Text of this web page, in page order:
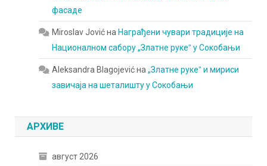
фасаде
Miroslav Jovićна Награђени чувари традиције на
Националном сабору „Златне рукеˮ у Сокобањи
Aleksandra Blagojevićна„Златне рукеˮ и мириси
завичаја на шеталишту у Сокобањи
АРХИВЕ
август 2026